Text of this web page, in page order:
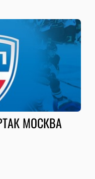
МОСКВА